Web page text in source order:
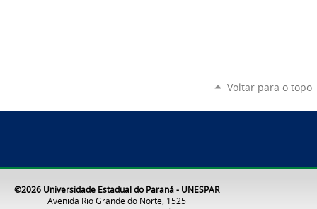
Voltar para o topo
©2026 Universidade Estadual do Paraná - UNESPAR
Avenida Rio Grande do Norte, 1525